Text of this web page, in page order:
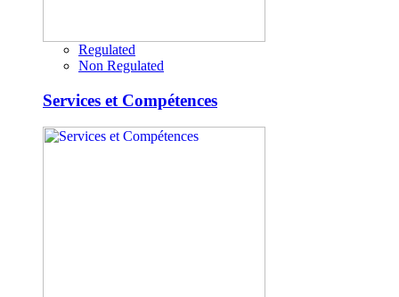
Regulated
Non Regulated
Services et Compétences